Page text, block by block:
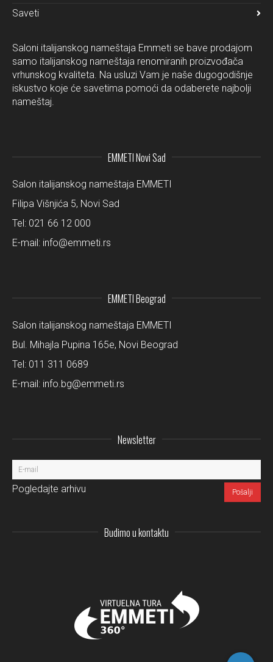
Saveti
Saloni italijanskog nameštaja Emmeti se bave prodajom
samo italijanskog nameštaja renomiranih proizvođača
vrhunskog kvaliteta. Na usluzi Vam je naše dugogodišnje
iskustvo koje će savetima pomoći da odaberete najbolji
nameštaj.
EMMETI Novi Sad
Salon italijanskog nameštaja EMMETI
Filipa Višnjića 5, Novi Sad
Tel: 021 66 12 000
E-mail: info@emmeti.rs
EMMETI Beograd
Salon italijanskog nameštaja EMMETI
Bul. Mihajla Pupina 165e, Novi Beograd
Tel: 011 311 0689
E-mail: info.bg@emmeti.rs
Newsletter
Pogledajte arhivu
Budimo u kontaktu